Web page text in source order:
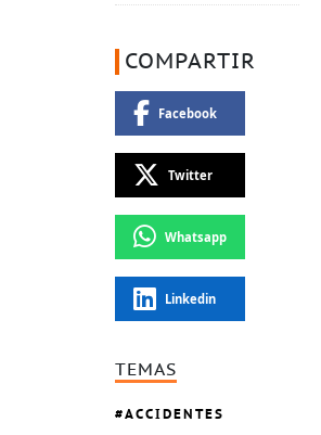
COMPARTIR
Facebook
Twitter
Whatsapp
Linkedin
TEMAS
ACCIDENTES